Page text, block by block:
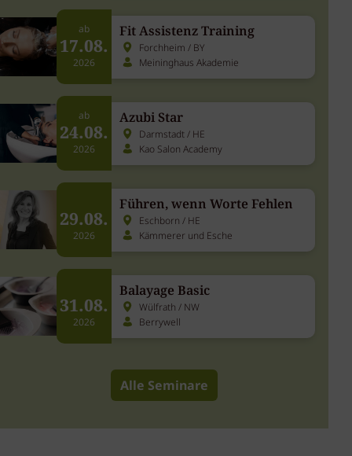
ab
17.08.
2026
Fit Assistenz Training
Forchheim / BY
Meininghaus Akademie
ab
24.08.
2026
Azubi Star
Darmstadt / HE
Kao Salon Academy
29.08.
2026
Führen, wenn Worte Fehlen
Eschborn / HE
Kämmerer und Esche
31.08.
2026
Balayage Basic
Wülfrath / NW
Berrywell
Alle Seminare